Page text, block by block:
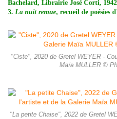
Bachelard, Librairie José Corti, 1942
3. La nuit remue, recueil de poésies
"Ciste", 2020 de Gretel WEYER -
Maïa MULLER ©
"La petite Chaise", 2022 de Gretel